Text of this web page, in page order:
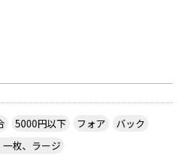
5000円以下 フォア
バック
枚、ラージ